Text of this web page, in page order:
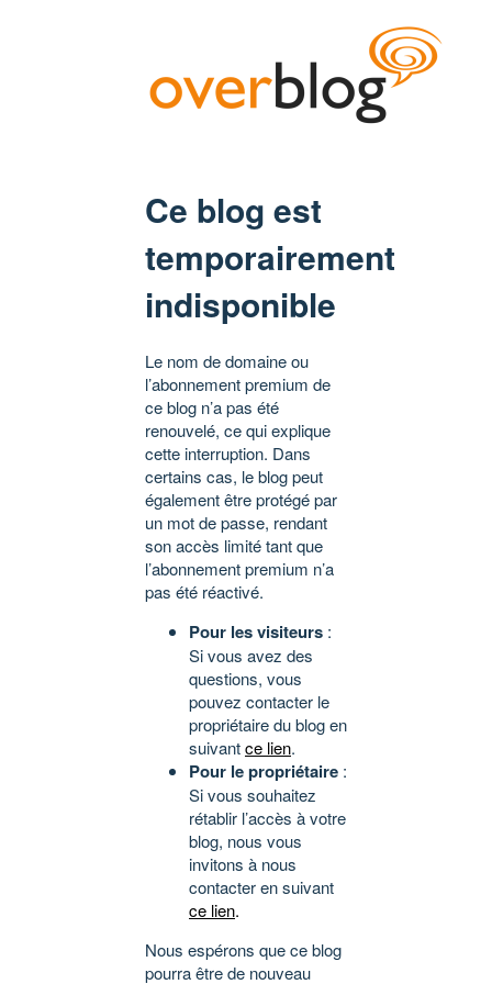
Ce blog est
temporairement
indisponible
Le nom de domaine ou
l’abonnement premium de
ce blog n’a pas été
renouvelé, ce qui explique
cette interruption. Dans
certains cas, le blog peut
également être protégé par
un mot de passe, rendant
son accès limité tant que
l’abonnement premium n’a
pas été réactivé.
Pour les visiteurs :
Si vous avez des
questions, vous
pouvez contacter le
propriétaire du blog en
suivantce lien.
Pour le propriétaire :
Si vous souhaitez
rétablir l’accès à votre
blog, nous vous
invitons à nous
contacter en suivant
ce lien.
Nous espérons que ce blog
pourra être de nouveau